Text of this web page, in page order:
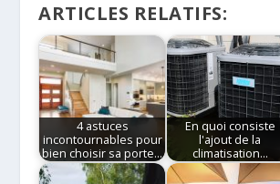
ARTICLES RELATIFS:
4 astuces
incontournables pour
bien choisir sa porte…
En quoi consiste
l'ajout de la
climatisation…